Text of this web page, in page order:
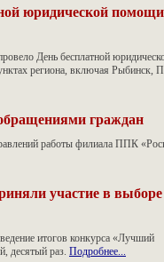
юридической
День бесплатной
региона, включая Рыбинск,
граждан
работы филиала ППК
участие в выборе
итогов конкурса «Лучший
десятый раз. Подробнее...